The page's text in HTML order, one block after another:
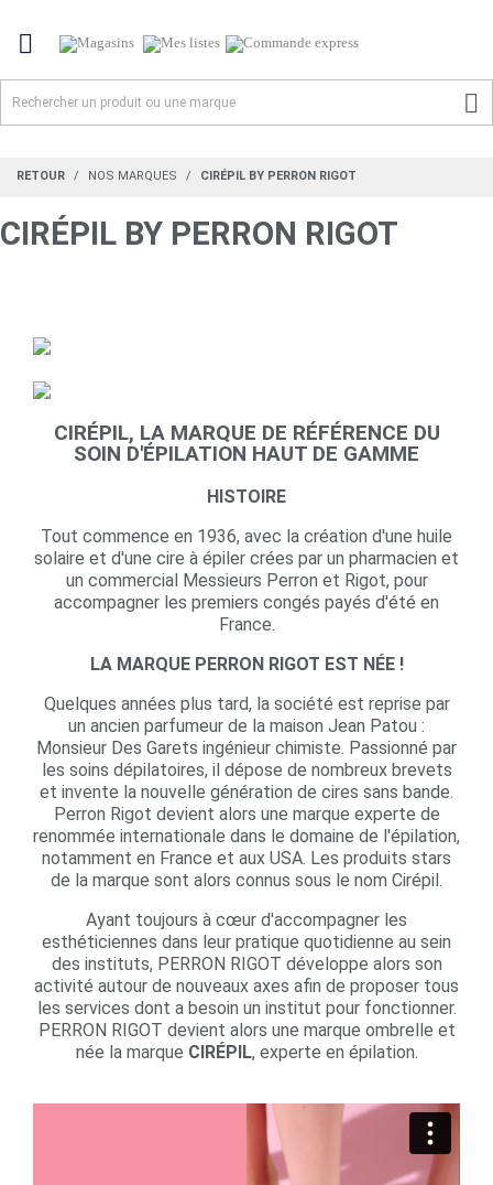


RETOUR NOS MARQUES CIRÉPIL BY PERRON RIGOT
CIRÉPIL BY PERRON RIGOT
CIRÉPIL, LA MARQUE DE RÉFÉRENCE DU
SOIN D'ÉPILATION HAUT DE GAMME
HISTOIRE
Tout commence en 1936, avec la création d'une huile
solaire et d'une cire à épiler crées par un pharmacien et
un commercial Messieurs Perron et Rigot, pour
accompagner les premiers congés payés d'été en
France.
LA MARQUE PERRON RIGOT EST NÉE !
Quelques années plus tard, la société est reprise par
un ancien parfumeur de la maison Jean Patou :
Monsieur Des Garets ingénieur chimiste. Passionné par
les soins dépilatoires, il dépose de nombreux brevets
et invente la nouvelle génération de cires sans bande.
Perron Rigot devient alors une marque experte de
renommée internationale dans le domaine de l'épilation,
notamment en France et aux USA. Les produits stars
de la marque sont alors connus sous le nom Cirépil.
Ayant toujours à cœur d'accompagner les
esthéticiennes dans leur pratique quotidienne au sein
des instituts, PERRON RIGOT développe alors son
activité autour de nouveaux axes afin de proposer tous
les services dont a besoin un institut pour fonctionner.
PERRON RIGOT devient alors une marque ombrelle et
née la marque CIRÉPIL, experte en épilation.